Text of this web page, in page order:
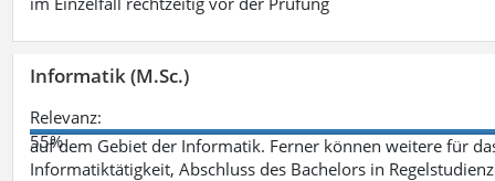
Informatik (M.Sc.)
Relevanz:
55%
auf dem Gebiet der Informatik. Ferner können weitere für
Informatiktätigkeit, Abschluss des Bachelors in